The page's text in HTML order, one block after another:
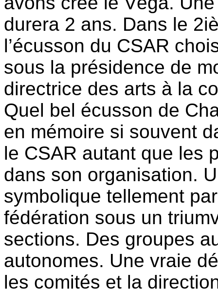
durera 2 ans. Dans le
l’écusson du CSAR
sous la présidence de
directrice des arts à la
Quel bel écusson de
en mémoire si souvent
le CSAR autant que les
dans son organisation.
symbolique tellement
fédération sous un
sections. Des groupes
autonomes. Une vraie
les comités et la